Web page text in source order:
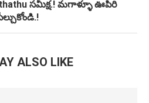
సమీక్ష.! మగాళ్ళూ ఊపిరి
ALSO LIKE